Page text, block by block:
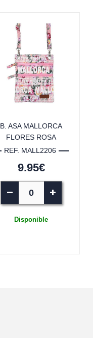
B. ASA MALLORCA
FLORES ROSA
REF. MALL2206
9.95€
Disponible